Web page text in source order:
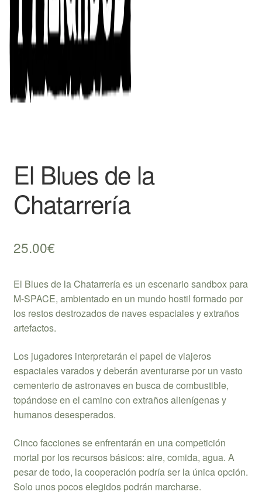
El Blues de la
Chatarrería
25.00€
El Blues de la Chatarrería es un escenario sandbox para
M-SPACE, ambientado en un mundo hostil formado por
los restos destrozados de naves espaciales y extraños
artefactos.
Los jugadores interpretarán el papel de viajeros
espaciales varados y deberán aventurarse por un vasto
cementerio de astronaves en busca de combustible,
topándose en el camino con extraños alienígenas y
humanos desesperados.
Cinco facciones se enfrentarán en una competición
mortal por los recursos básicos: aire, comida, agua. A
pesar de todo, la cooperación podría ser la única opción.
Solo unos pocos elegidos podrán marcharse.